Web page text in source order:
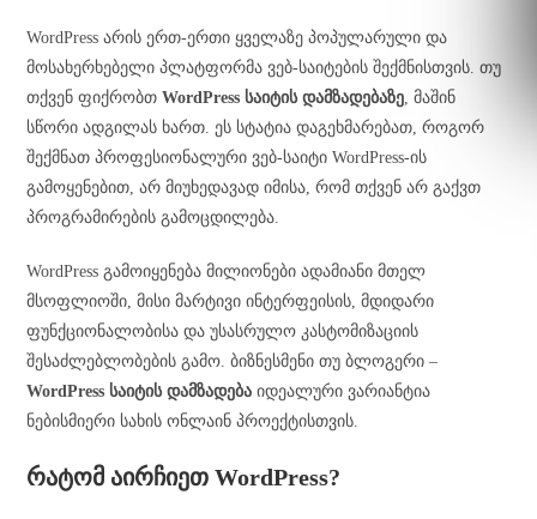
WordPress არის ერთ-ერთი ყველაზე პოპულარული და
მოსახერხებელი პლატფორმა ვებ-საიტების შექმნისთვის. თუ
თქვენ ფიქრობთWordPress საიტის დამზადებაზე, მაშინ
სწორი ადგილას ხართ. ეს სტატია დაგეხმარებათ, როგორ
შექმნათ პროფესიონალური ვებ-საიტი WordPress-ის
გამოყენებით, არ მიუხედავად იმისა, რომ თქვენ არ გაქვთ
პროგრამირების გამოცდილება.
WordPress გამოიყენება მილიონები ადამიანი მთელ
მსოფლიოში, მისი მარტივი ინტერფეისის, მდიდარი
ფუნქციონალობისა და უსასრულო კასტომიზაციის
შესაძლებლობების გამო. ბიზნესმენი თუ ბლოგერი –
WordPress საიტის დამზადება იდეალური ვარიანტია
ნებისმიერი სახის ონლაინ პროექტისთვის.
რატომ აირჩიეთ WordPress?